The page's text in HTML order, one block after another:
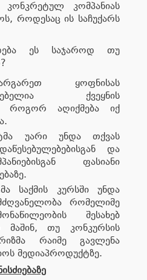
კონკრეტულ კომპანიას
როდესაც ის საჩუქარს
ეს საჯაროდ თუ
ყოფნისას
ქვეყნის
როგორ აღიქმება იქ
უარი უნდა თქვას
და
ფასიანი
საქმის კურსში უნდა
რომელიმე
შესახებ
მაშინ, თუ კონკურსის
რაიმე გავლენა
მედიაპროდუქტზე.